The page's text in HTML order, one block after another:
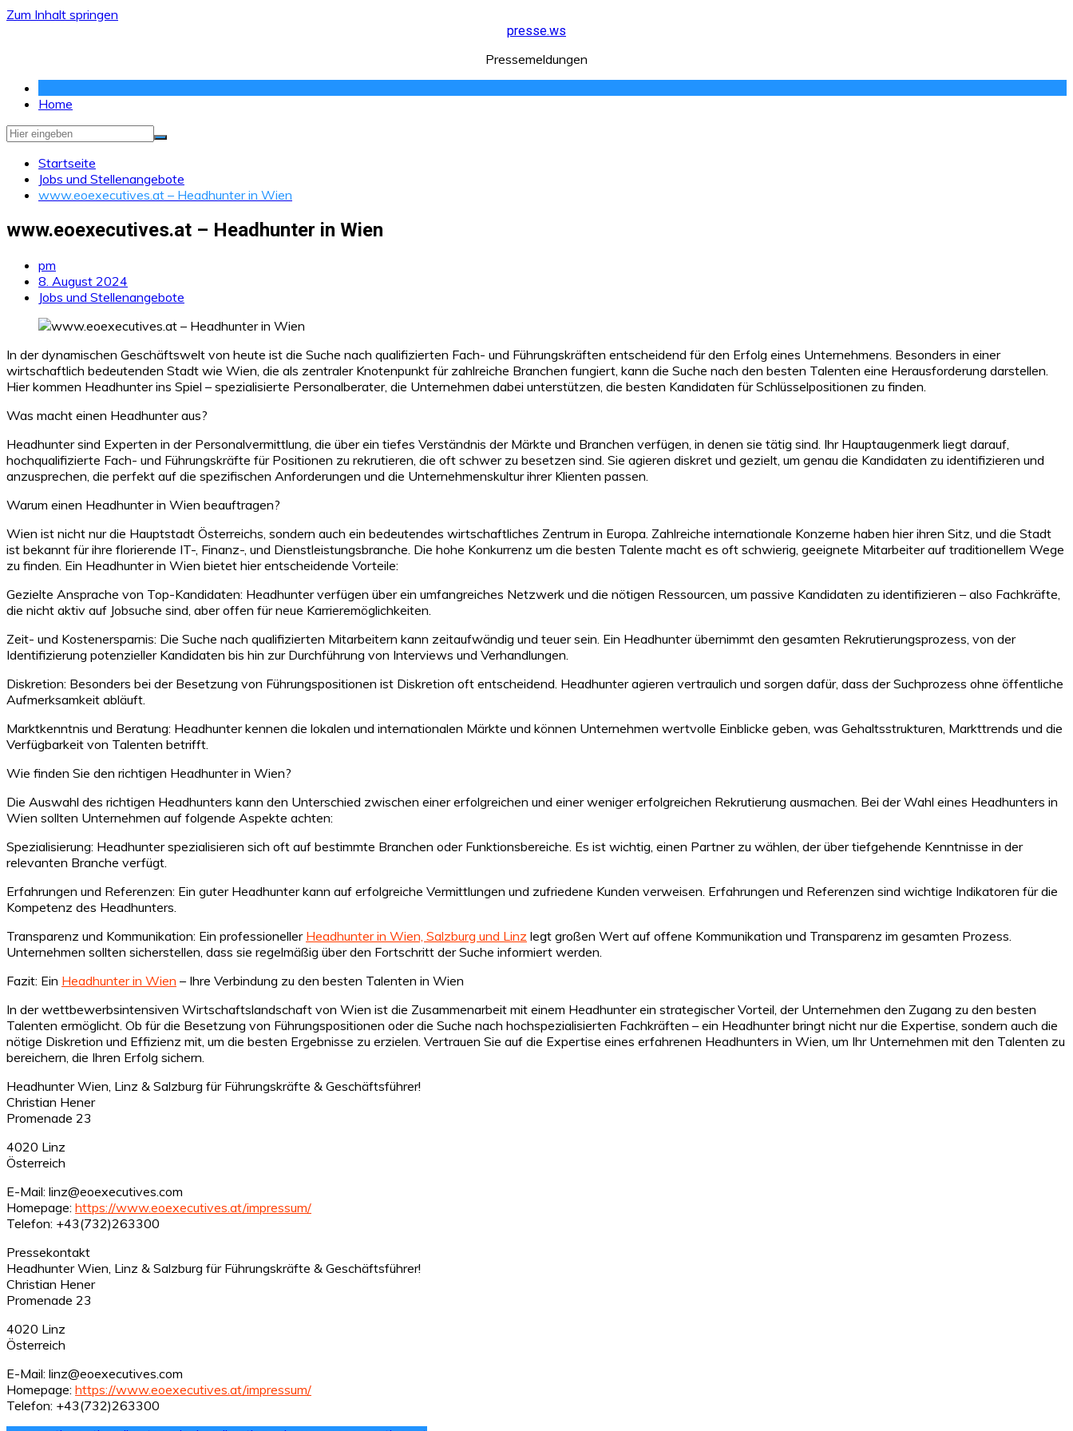
Zum Inhalt springen
presse.ws
Pressemeldungen
Home
Startseite
Jobs und Stellenangebote
www.eoexecutives.at – Headhunter in Wien
www.eoexecutives.at – Headhunter in Wien
pm
8. August 2024
Jobs und Stellenangebote
In der dynamischen Geschäftswelt von heute ist die Suche nach qualifizierten Fach- und Führungskräften entscheidend für den Erfolg eines Unternehmens. Besonders in einer
wirtschaftlich bedeutenden Stadt wie Wien, die als zentraler Knotenpunkt für zahlreiche Branchen fungiert, kann die Suche nach den besten Talenten eine Herausforderung darstellen.
Hier kommen Headhunter ins Spiel – spezialisierte Personalberater, die Unternehmen dabei unterstützen, die besten Kandidaten für Schlüsselpositionen zu finden.
Was macht einen Headhunter aus?
Headhunter sind Experten in der Personalvermittlung, die über ein tiefes Verständnis der Märkte und Branchen verfügen, in denen sie tätig sind. Ihr Hauptaugenmerk liegt darauf,
hochqualifizierte Fach- und Führungskräfte für Positionen zu rekrutieren, die oft schwer zu besetzen sind. Sie agieren diskret und gezielt, um genau die Kandidaten zu identifizieren und
anzusprechen, die perfekt auf die spezifischen Anforderungen und die Unternehmenskultur ihrer Klienten passen.
Warum einen Headhunter in Wien beauftragen?
Wien ist nicht nur die Hauptstadt Österreichs, sondern auch ein bedeutendes wirtschaftliches Zentrum in Europa. Zahlreiche internationale Konzerne haben hier ihren Sitz, und die Stadt
ist bekannt für ihre florierende IT-, Finanz-, und Dienstleistungsbranche. Die hohe Konkurrenz um die besten Talente macht es oft schwierig, geeignete Mitarbeiter auf traditionellem Wege
zu finden. Ein Headhunter in Wien bietet hier entscheidende Vorteile:
Gezielte Ansprache von Top-Kandidaten: Headhunter verfügen über ein umfangreiches Netzwerk und die nötigen Ressourcen, um passive Kandidaten zu identifizieren – also Fachkräfte,
die nicht aktiv auf Jobsuche sind, aber offen für neue Karrieremöglichkeiten.
Zeit- und Kostenersparnis: Die Suche nach qualifizierten Mitarbeitern kann zeitaufwändig und teuer sein. Ein Headhunter übernimmt den gesamten Rekrutierungsprozess, von der
Identifizierung potenzieller Kandidaten bis hin zur Durchführung von Interviews und Verhandlungen.
Diskretion: Besonders bei der Besetzung von Führungspositionen ist Diskretion oft entscheidend. Headhunter agieren vertraulich und sorgen dafür, dass der Suchprozess ohne öffentliche
Aufmerksamkeit abläuft.
Marktkenntnis und Beratung: Headhunter kennen die lokalen und internationalen Märkte und können Unternehmen wertvolle Einblicke geben, was Gehaltsstrukturen, Markttrends und die
Verfügbarkeit von Talenten betrifft.
Wie finden Sie den richtigen Headhunter in Wien?
Die Auswahl des richtigen Headhunters kann den Unterschied zwischen einer erfolgreichen und einer weniger erfolgreichen Rekrutierung ausmachen. Bei der Wahl eines Headhunters in
Wien sollten Unternehmen auf folgende Aspekte achten:
Spezialisierung: Headhunter spezialisieren sich oft auf bestimmte Branchen oder Funktionsbereiche. Es ist wichtig, einen Partner zu wählen, der über tiefgehende Kenntnisse in der
relevanten Branche verfügt.
Erfahrungen und Referenzen: Ein guter Headhunter kann auf erfolgreiche Vermittlungen und zufriedene Kunden verweisen. Erfahrungen und Referenzen sind wichtige Indikatoren für die
Kompetenz des Headhunters.
Transparenz und Kommunikation: Ein professioneller Headhunter in Wien, Salzburg und Linz legt großen Wert auf offene Kommunikation und Transparenz im gesamten Prozess.
Unternehmen sollten sicherstellen, dass sie regelmäßig über den Fortschritt der Suche informiert werden.
Fazit: Ein Headhunter in Wien – Ihre Verbindung zu den besten Talenten in Wien
In der wettbewerbsintensiven Wirtschaftslandschaft von Wien ist die Zusammenarbeit mit einem Headhunter ein strategischer Vorteil, der Unternehmen den Zugang zu den besten
Talenten ermöglicht. Ob für die Besetzung von Führungspositionen oder die Suche nach hochspezialisierten Fachkräften – ein Headhunter bringt nicht nur die Expertise, sondern auch die
nötige Diskretion und Effizienz mit, um die besten Ergebnisse zu erzielen. Vertrauen Sie auf die Expertise eines erfahrenen Headhunters in Wien, um Ihr Unternehmen mit den Talenten zu
bereichern, die Ihren Erfolg sichern.
Headhunter Wien, Linz & Salzburg für Führungskräfte & Geschäftsführer!
Christian Hener
Promenade 23
4020 Linz
Österreich
E-Mail: linz@eoexecutives.com
Homepage: https://www.eoexecutives.at/impressum/
Telefon: +43(732)263300
Pressekontakt
Headhunter Wien, Linz & Salzburg für Führungskräfte & Geschäftsführer!
Christian Hener
Promenade 23
4020 Linz
Österreich
E-Mail: linz@eoexecutives.com
Homepage: https://www.eoexecutives.at/impressum/
Telefon: +43(732)263300